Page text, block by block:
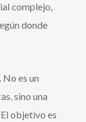
complejo,
donde
es un
sino una
objetivo es